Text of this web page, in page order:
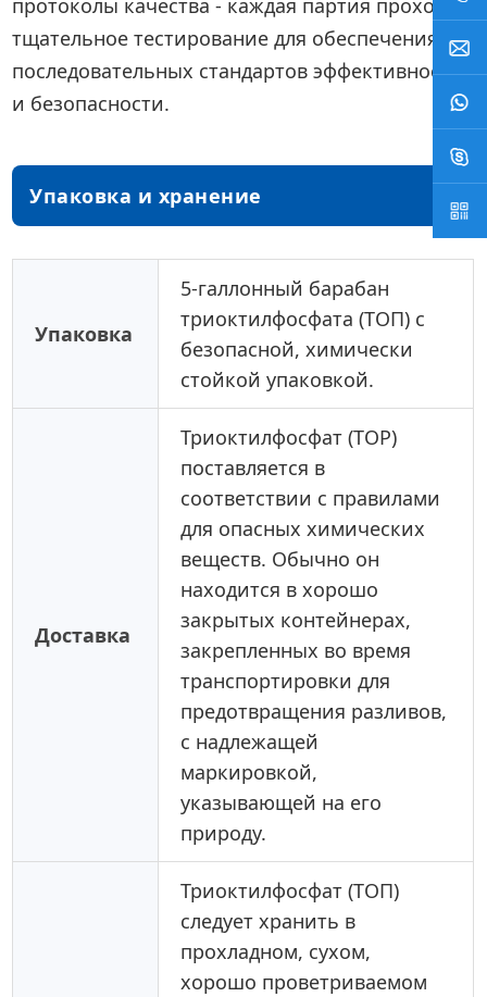
протоколы качества - каждая партия проходит
тщательное тестирование для обеспечения
последовательных стандартов эффективности
и безопасности.
Упаковка и хранение
Упаковка
5-галлонный барабан
триоктилфосфата (ТОП) с
безопасной, химически
стойкой упаковкой.
Доставка
Триоктилфосфат (TOP)
поставляется в
соответствии с правилами
для опасных химических
веществ. Обычно он
находится в хорошо
закрытых контейнерах,
закрепленных во время
транспортировки для
предотвращения разливов,
с надлежащей
маркировкой,
указывающей на его
природу.
Триоктилфосфат (ТОП)
следует хранить в
прохладном, сухом,
хорошо проветриваемом